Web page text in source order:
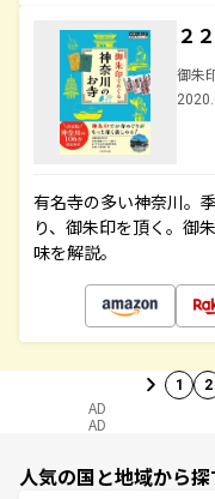
２
御朱
有名寺の多い神奈川。
り、御朱印を頂く。御
味を解説。
1 2
AD
AD
人気の国と地域から探